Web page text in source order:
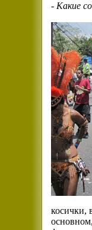
- Какие
косички,